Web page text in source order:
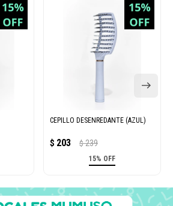
CEPILLO DESENREDANTE (AZUL)
$ 203 $ 239
15% OFF